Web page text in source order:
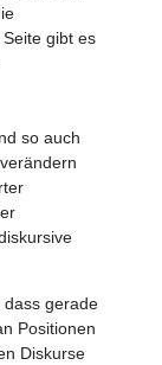
gibt es
so auch
dass gerade
Positionen
Diskurse